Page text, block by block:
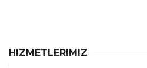
HIZMETLERIMIZ